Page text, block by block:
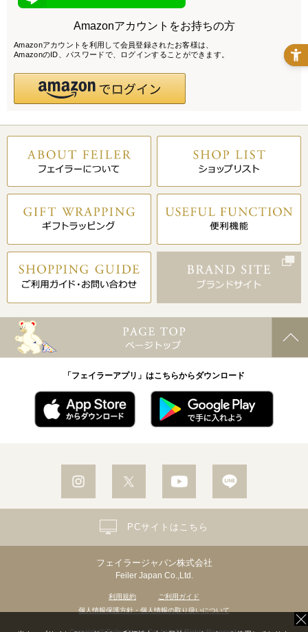
Amazonアカウントをお持ちの方
Amazonアカウントを利用して会員登録されたお客様は、
AmazonのID、パスワードで、ログインすることができます。
「フェイラーアプリ」はこちらからダウンロード
フェイラージャパン株式会社
Feiler Japan Co.,Ltd.
利用規約
ご利用ガイド
個人情報保護方針・個人情報の取り扱いについて
PCサイトはこちら